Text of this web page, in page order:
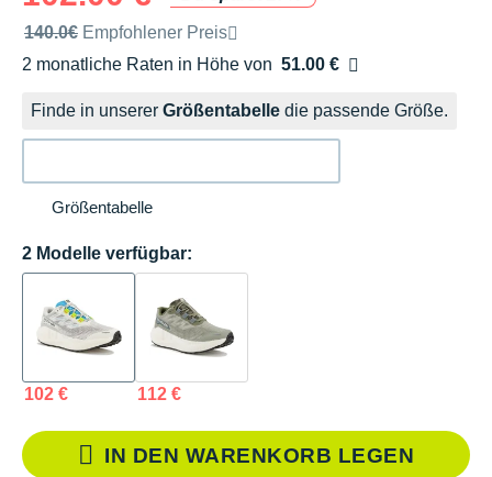
Unverbindliche Preisempfehlung der Marke
140.0€ Empfohlener Preis
2 monatliche Raten in Höhe von 51.00 €
Ohne Zusatzkosten
Finde in unserer Größentabelle die passende Größe.
Größentabelle
2 Modelle verfügbar:
102 € 112 €
IN DEN WARENKORB LEGEN